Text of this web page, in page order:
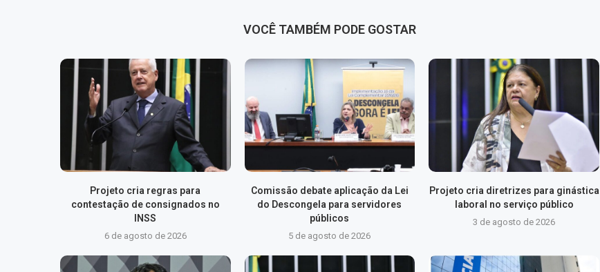
VOCÊ TAMBÉM PODE GOSTAR
Projeto cria regras para
contestação de consignados no
INSS
6 de agosto de 2026
Comissão debate aplicação da Lei
do Descongela para servidores
públicos
5 de agosto de 2026
Projeto cria diretrizes para ginástica
laboral no serviço público
3 de agosto de 2026